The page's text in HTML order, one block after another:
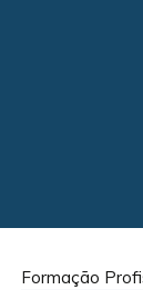
Formação